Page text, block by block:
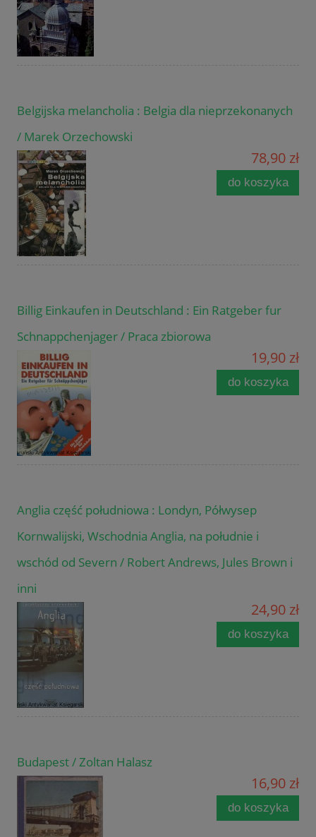
Belgijska melancholia : Belgia dla nieprzekonanych
/ Marek Orzechowski
78,90 zł
do koszyka
Billig Einkaufen in Deutschland : Ein Ratgeber fur
Schnappchenjager / Praca zbiorowa
19,90 zł
do koszyka
Anglia część południowa : Londyn, Półwysep
Kornwalijski, Wschodnia Anglia, na południe i
wschód od Severn / Robert Andrews, Jules Brown i
inni
24,90 zł
do koszyka
Budapest / Zoltan Halasz
16,90 zł
do koszyka